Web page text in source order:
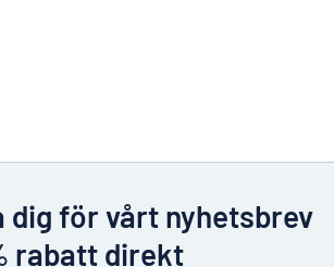
dig för vårt nyhetsbrev
rabatt direkt